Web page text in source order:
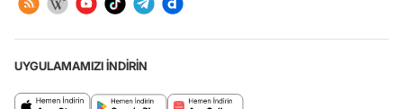
UYGULAMAMIZI İNDİRİN